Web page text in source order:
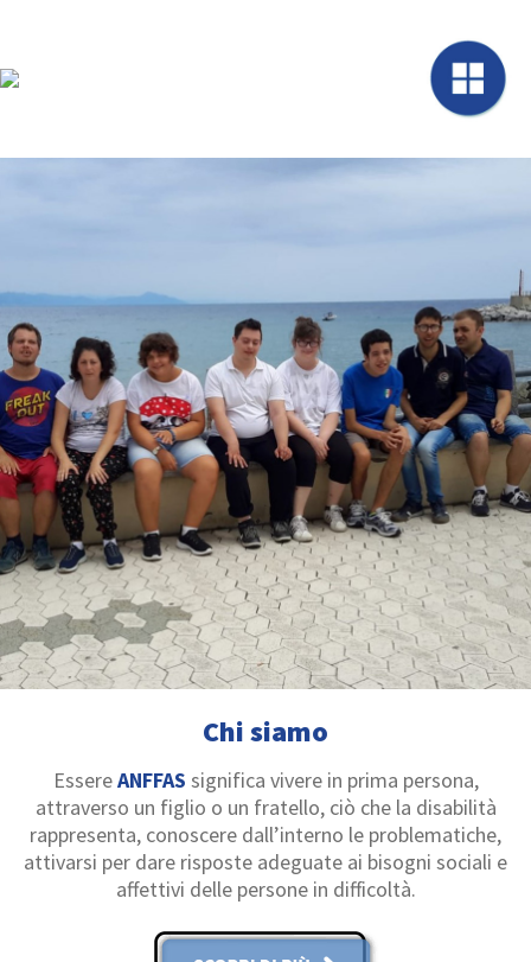
Chi siamo
EssereANFFAS significa vivere in prima persona,
attraverso un figlio o un fratello, ciò che la disabilità
rappresenta, conoscere dall’interno le problematiche,
attivarsi per dare risposte adeguate ai bisogni sociali e
affettivi delle persone in difficoltà.